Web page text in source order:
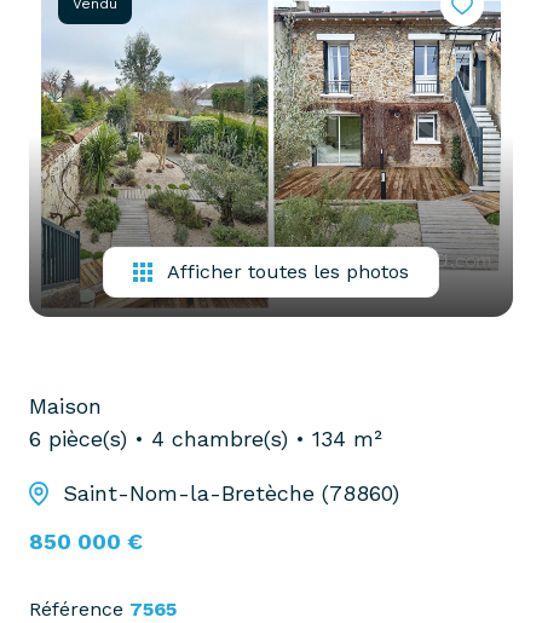
nous
votre
recherche
acheter
biens
pro
louer
partenaires
locative
vendre
mon
bien
confiez-
nous
Vendu
Afficher toutes les photos
Maison
6 pièce(s)
4 chambre(s) 134 m²
Saint-Nom-la-Bretèche (78860)
850 000 €
Référence 7565